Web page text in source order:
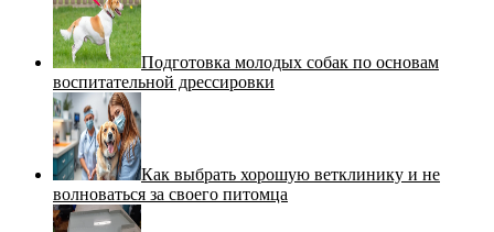
Подготовка молодых собак по основам
воспитательной дрессировки
Как выбрать хорошую ветклинику и не
волноваться за своего питомца